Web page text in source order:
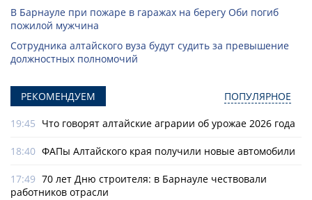
В Барнауле при пожаре в гаражах на берегу Оби погиб
пожилой мужчина
Сотрудника алтайского вуза будут судить за превышение
должностных полномочий
РЕКОМЕНДУЕМ ПОПУЛЯРНОЕ
19:45 Что говорят алтайские аграрии об урожае 2026 года
18:40 ФАПы Алтайского края получили новые автомобили
17:49 70 лет Дню строителя: в Барнауле чествовали
работников отрасли